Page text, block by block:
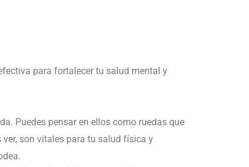
para fortalecer tu salud mental y
Puedes pensar en ellos como ruedas que
son vitales para tu salud física y